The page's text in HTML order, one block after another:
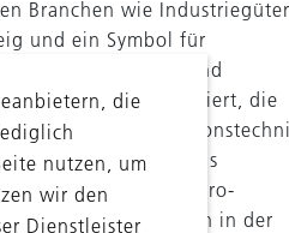
Branchen wie Industriegüter
und ein Symbol für
Unternehmen sind
spezialisiert, die
IndustryTech ist das
Hersteller von Elektro-
beiden Werken in der
die
nutzen, um
wir den
Dienstleister